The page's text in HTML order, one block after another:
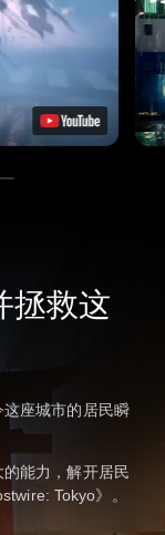
拯救这
座城市的居民瞬
能力，解开居民
Tokyo》。